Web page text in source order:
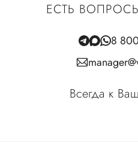
ЕСТЬ
8
Всегда к